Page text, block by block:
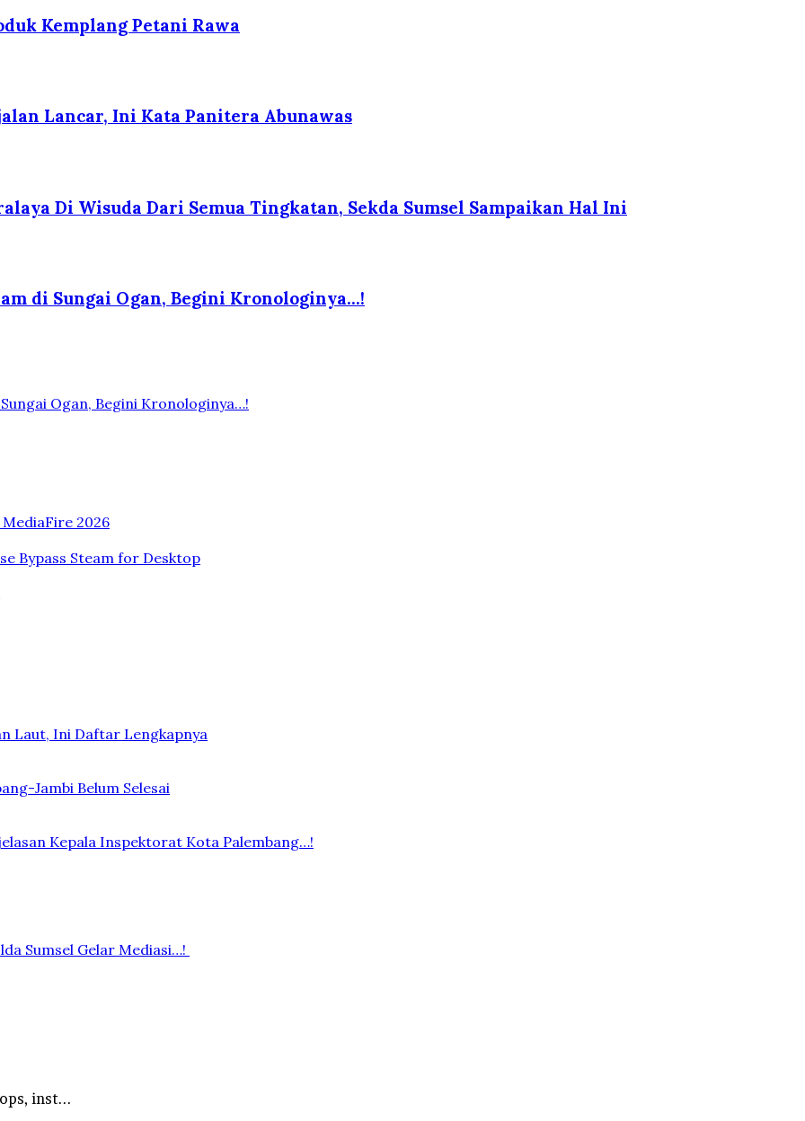
Kemplang Petani Rawa
Lancar, Ini Kata Panitera Abunawas
Di Wisuda Dari Semua Tingkatan, Sekda Sumsel Sampaikan Hal Ini
di Sungai Ogan, Begini Kronologinya…!
Ogan, Begini Kronologinya…!
MediaFire 2026
Bypass Steam for Desktop
Laut, Ini Daftar Lengkapnya
Jambi Belum Selesai
Kepala Inspektorat Kota Palembang…!
Sumsel Gelar Mediasi…!
inst...